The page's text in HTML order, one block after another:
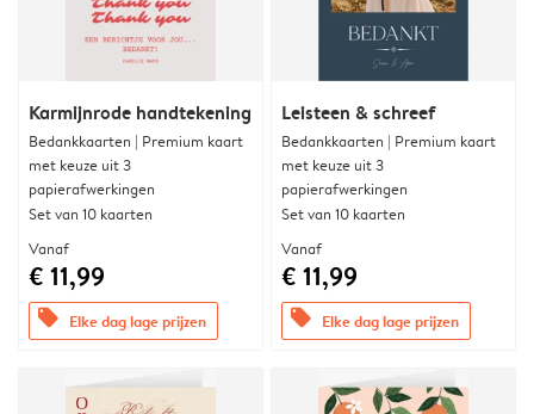
Karmijnrode handtekening
Bedankkaarten | Premium kaart
met keuze uit 3
papierafwerkingen
Set van 10 kaarten
Vanaf
€ 11,99
offers Elke dag lage prijzen
Leisteen & schreef
Bedankkaarten | Premium kaart
met keuze uit 3
papierafwerkingen
Set van 10 kaarten
Vanaf
€ 11,99
offers Elke dag lage prijzen